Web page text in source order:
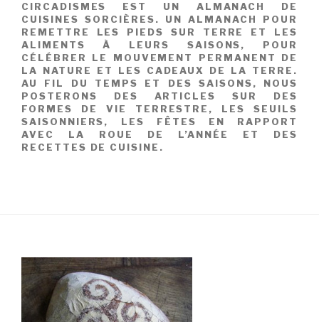
CIRCADISMES EST UN ALMANACH DE
CUISINES SORCIÈRES. UN ALMANACH POUR
REMETTRE LES PIEDS SUR TERRE ET LES
ALIMENTS À LEURS SAISONS, POUR
CÉLÉBRER LE MOUVEMENT PERMANENT DE
LA NATURE ET LES CADEAUX DE LA TERRE.
AU FIL DU TEMPS ET DES SAISONS, NOUS
POSTERONS DES ARTICLES SUR DES
FORMES DE VIE TERRESTRE, LES SEUILS
SAISONNIERS, LES FÊTES EN RAPPORT
AVEC LA ROUE DE L’ANNÉE ET DES
RECETTES DE CUISINE.